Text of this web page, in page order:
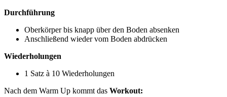
Durchführung
Oberkörper bis knapp über den Boden absenken
Anschließend wieder vom Boden abdrücken
Wiederholungen
1 Satz à 10 Wiederholungen
Nach dem Warm Up kommt das Workout: